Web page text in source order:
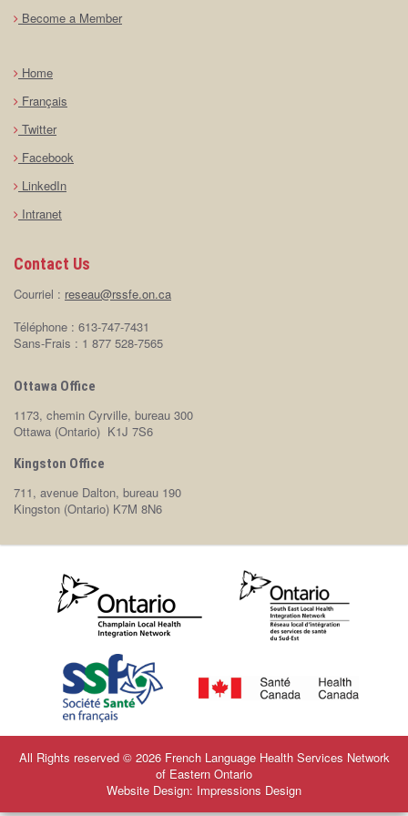
Become a Member
Home
Français
Twitter
Facebook
LinkedIn
Intranet
Contact Us
Courriel : reseau@rssfe.on.ca
Téléphone : 613-747-7431
Sans-Frais : 1 877 528-7565
Ottawa Office
1173, chemin Cyrville, bureau 300
Ottawa (Ontario) K1J 7S6
Kingston Office
711, avenue Dalton, bureau 190
Kingston (Ontario) K7M 8N6
All Rights reserved © 2026 French Language Health Services Network
of Eastern Ontario
Website Design: Impressions Design